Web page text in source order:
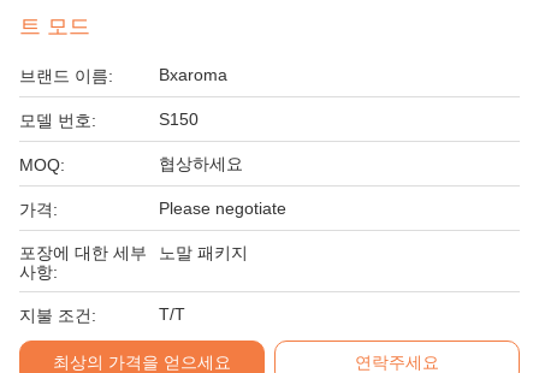
트 모드
브랜드 이름: Bxaroma
모델 번호: S150
MOQ: 협상하세요
가격: Please negotiate
포장에 대한 세부
사항:
노말 패키지
지불 조건: T/T
최상의 가격을 얻으세요 연락주세요